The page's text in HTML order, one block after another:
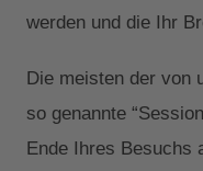
werden und die Ihr
Die meisten der von
so genannte
Ende Ihres Besuchs